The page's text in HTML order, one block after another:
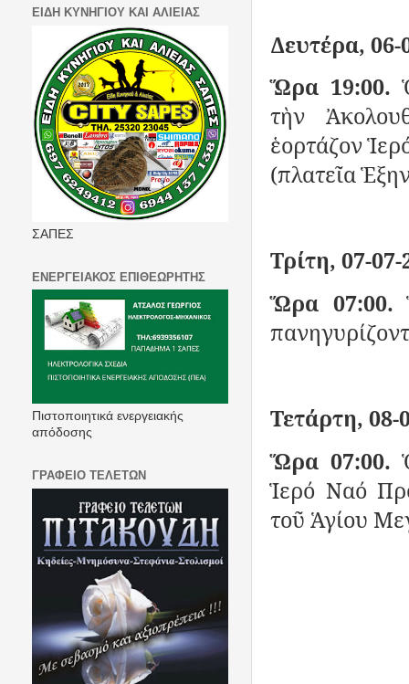
Δευτέρα, 06-
Ὥρα 19:00.
τὴν
ἑορτάζον
(πλατεῖα
Τρίτη, 07-07-
Ὥρα 07:00.
Τετάρτη, 08-
Ὥρα 07:00.
Ἱερό Ναό
τοῦ Ἁγίου
ΕΙΔΗ ΚΥΝΗΓΙΟΥ ΚΑΙ ΑΛΙΕΙΑΣ
ΣΑΠΕΣ
ΕΝΕΡΓΕΙΑΚΟΣ ΕΠΙΘΕΩΡΗΤΗΣ
Πιστοποιητικά ενεργειακής
απόδοσης
ΓΡΑΦΕΙΟ ΤΕΛΕΤΩΝ